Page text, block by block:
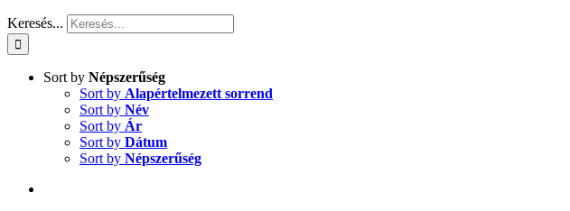
Keresés...
Sort by Népszerűség
Sort by Alapértelmezett sorrend
Sort by Név
Sort by Ár
Sort by Dátum
Sort by Népszerűség